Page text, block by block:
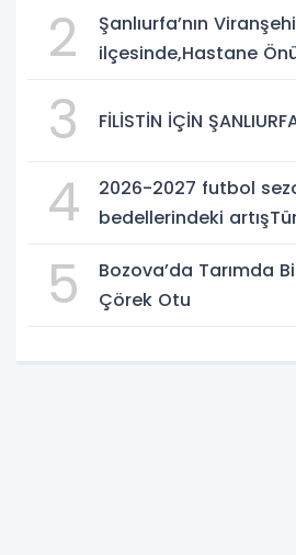
2
Şanlıurfa’nın
ilçesinde,Hastane
3 FİLİSTİN İÇİN
4
2026-2027 futbol
bedellerindeki
5
Bozova’da Tarımda
Çörek Otu